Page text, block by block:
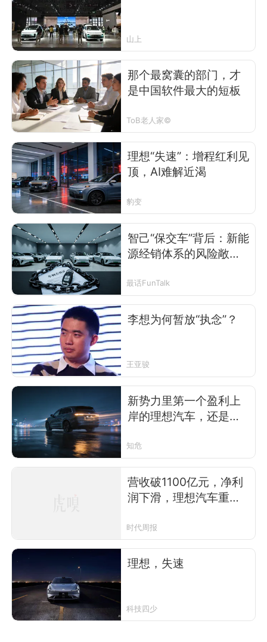
山上
那个最窝囊的部门，才
是中国软件最大的短板
ToB老人家©
理想“失速”：增程红利见
顶，AI难解近渴
豹变
智己“保交车”背后：新能
源经销体系的风险敞口
最话FunTalk
李想为何暂放“执念”？
王亚骏
新势力里第一个盈利上
岸的理想汽车，还是被
知危
营收破1100亿元，净利
润下滑，理想汽车重整
店长年入百万元
时代周报
理想，失速
科技四少